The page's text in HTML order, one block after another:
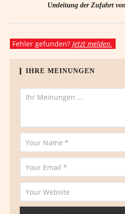
Umleitung der Zufahrt
Fehler gefunden? Jetzt melden.
IHRE MEINUNGEN